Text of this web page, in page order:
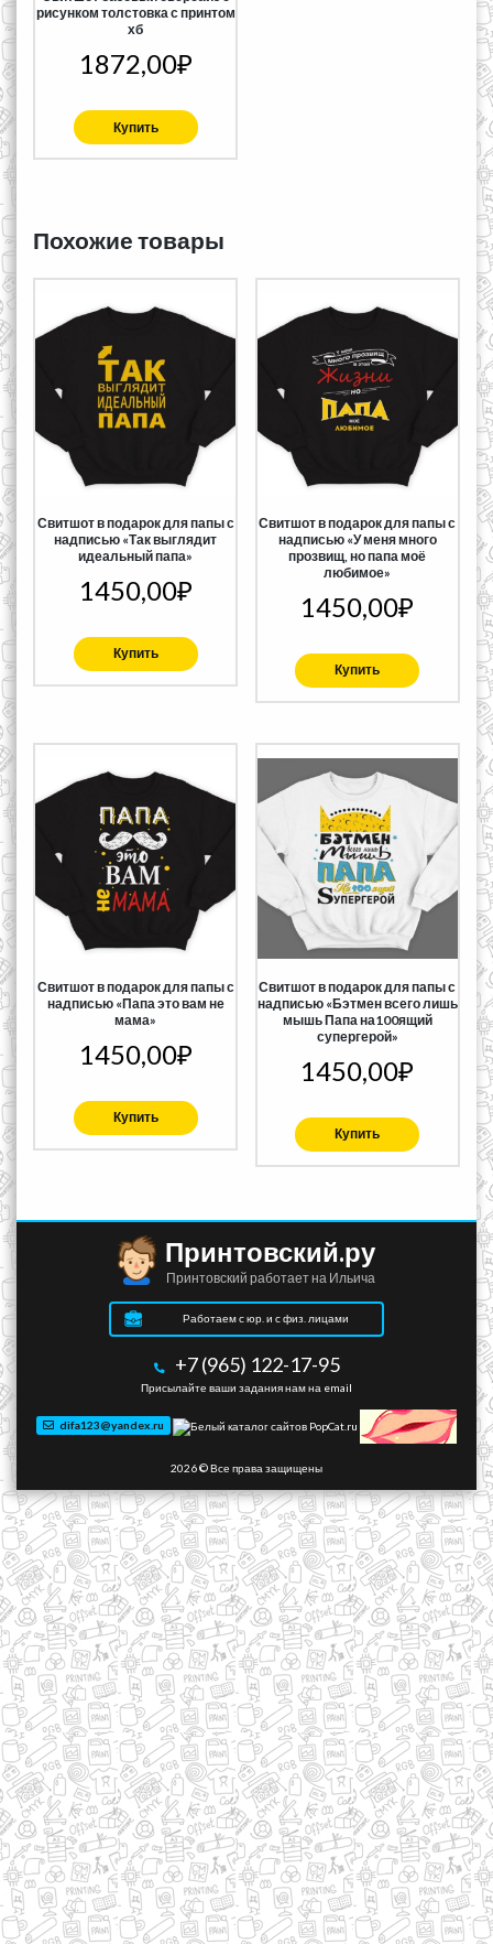
рисунком толстовка с принтом
хб
1872,00₽
Купить
Похожие товары
Свитшот в подарок для папы с
надписью «Так выглядит
идеальный папа»
1450,00₽
Купить
Свитшот в подарок для папы с
надписью «У меня много
прозвищ, но папа моё
любимое»
1450,00₽
Купить
Свитшот в подарок для папы с
надписью «Папа это вам не
мама»
1450,00₽
Купить
Свитшот в подарок для папы с
надписью «Бэтмен всего лишь
мышь Папа на100ящий
супергерой»
1450,00₽
Купить
Принтовский.ру
Принтовский работает на Ильича
Работаем с юр. и с физ. лицами
+7 (965) 122-17-95
Присылайте ваши задания нам на email
difa123@yandex.ru
2026 © Все права защищены